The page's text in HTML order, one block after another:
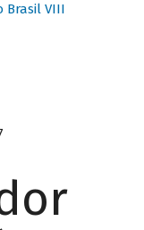
Brasil VIII